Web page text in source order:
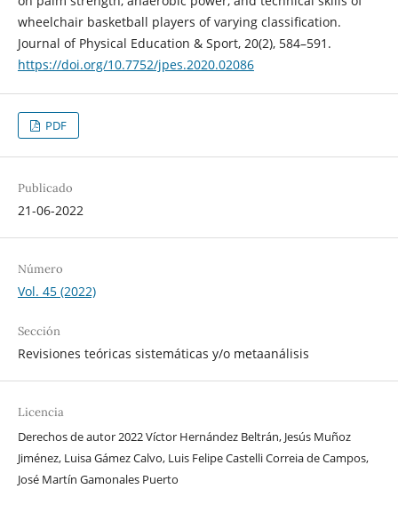
wheelchair basketball players of varying classification.
Journal of Physical Education & Sport, 20(2), 584–591.
https://doi.org/10.7752/jpes.2020.02086
PDF
Publicado
21-06-2022
Número
Vol. 45 (2022)
Sección
Revisiones teóricas sistemáticas y/o metaanálisis
Licencia
Derechos de autor 2022 Víctor Hernández Beltrán, Jesús Muñoz
Jiménez, Luisa Gámez Calvo, Luis Felipe Castelli Correia de Campos,
José Martín Gamonales Puerto